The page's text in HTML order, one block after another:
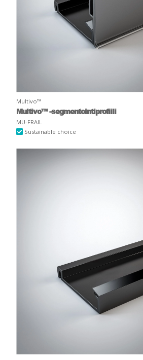
Multivo™
Multivo™ -segmentointiprofiili
MU-FRAIL
Sustainable choice